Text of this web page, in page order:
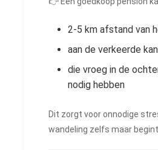
2-5 km afstand van
aan de verkeerde
die vroeg in de
nodig hebben
Dit zorgt voor onnodige
wandeling zelfs maar begint.